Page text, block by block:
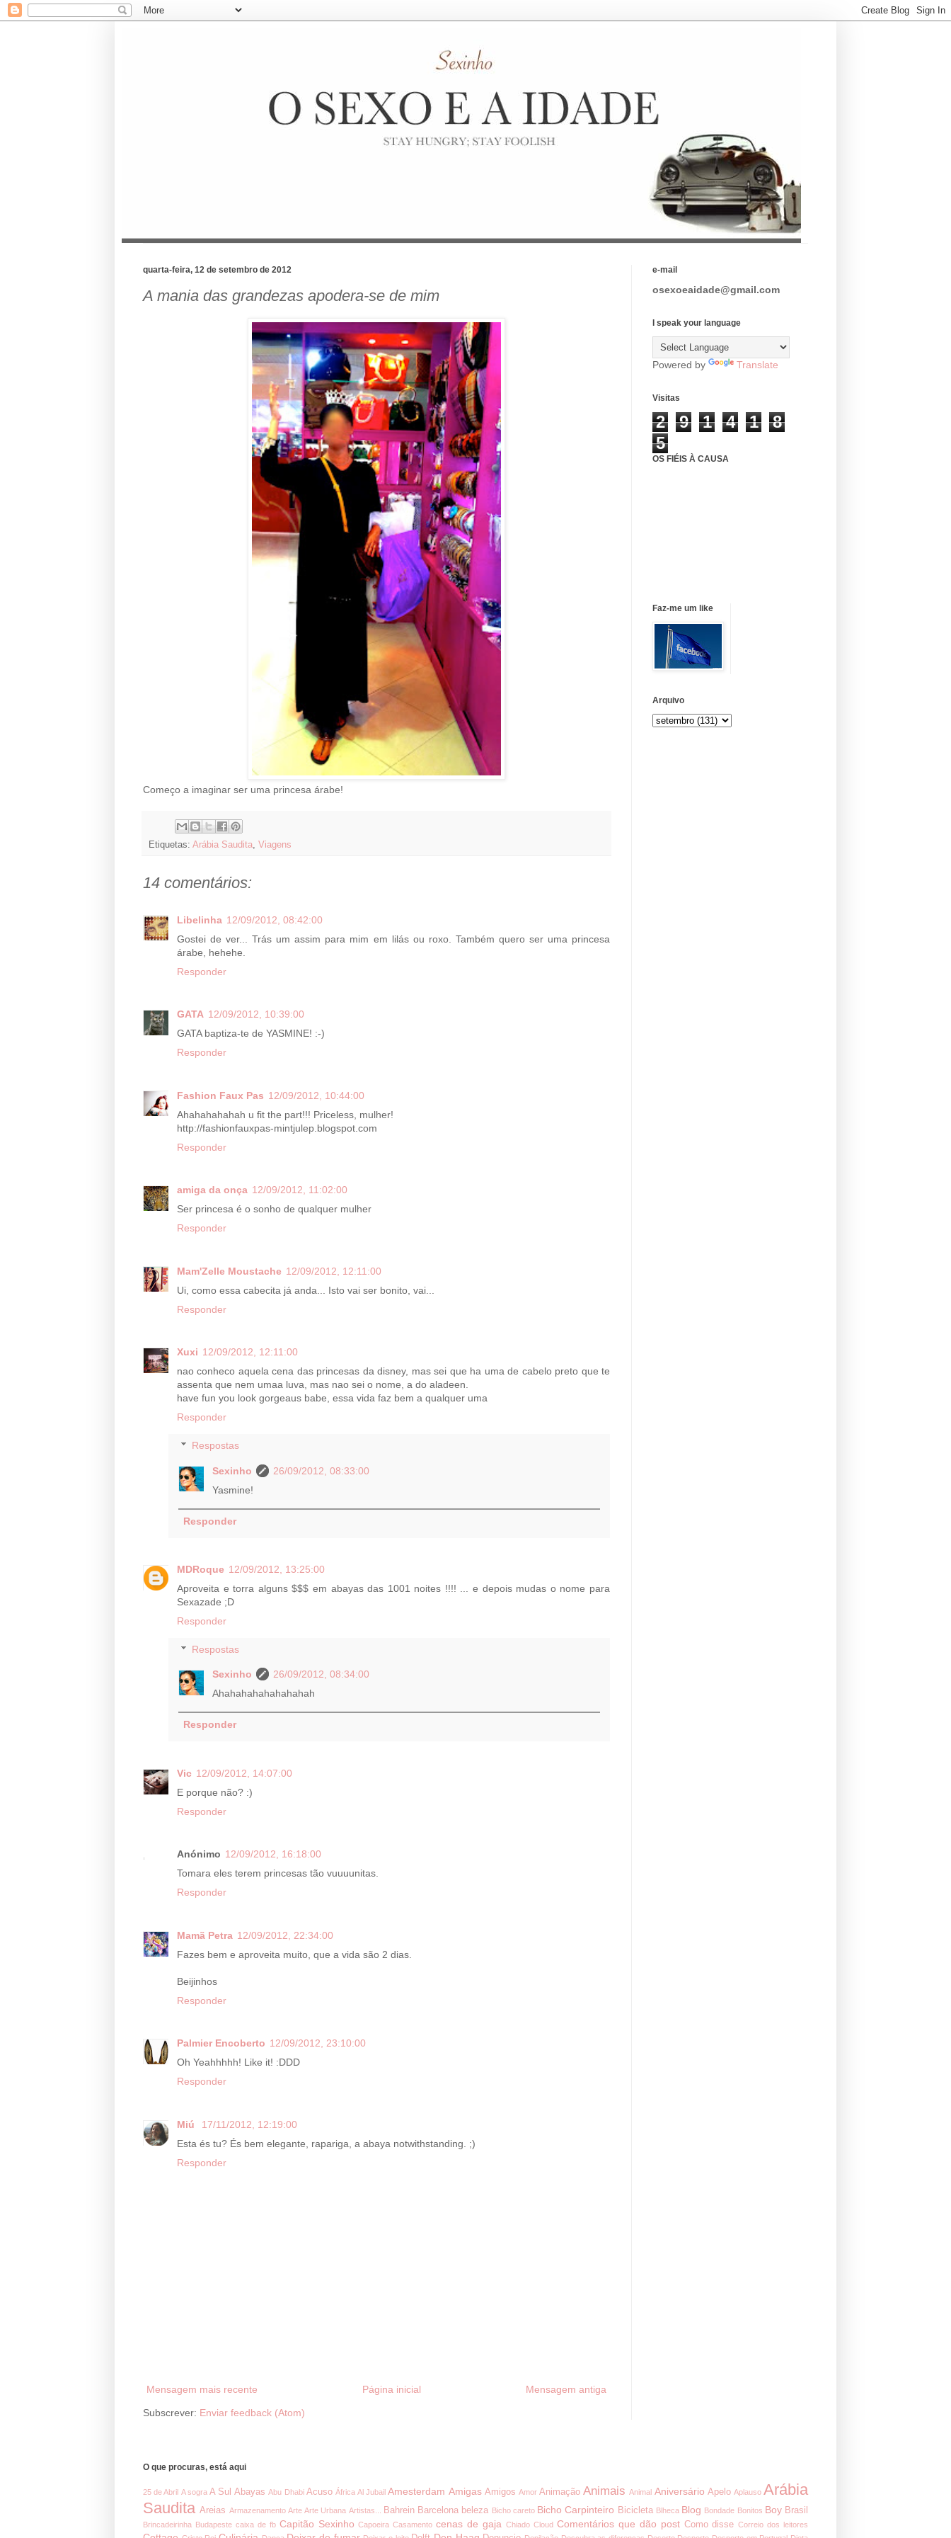
quarta-feira, 12 de setembro de 2012
A mania das grandezas apodera-se de mim
Começo a imaginar ser uma princesa árabe!
Etiquetas: Arábia Saudita Viagens
14 comentários:
Libelinha 12/09/2012, 08:42:00
Gostei de ver... Trás um assim para mim em lilás ou roxo. Também quero ser uma princesa
árabe, hehehe.
Responder
GATA 12/09/2012, 10:39:00
GATA baptiza-te de YASMINE! :-)
Responder
Fashion Faux Pas 12/09/2012, 10:44:00
Ahahahahahah u fit the part!!! Priceless, mulher!
http://fashionfauxpas-mintjulep.blogspot.com
Responder
amiga da onça 12/09/2012, 11:02:00
Ser princesa é o sonho de qualquer mulher
Responder
Mam'Zelle Moustache 12/09/2012, 12:11:00
Ui, como essa cabecita já anda... Isto vai ser bonito, vai...
Responder
Xuxi 12/09/2012, 12:11:00
nao conheco aquela cena das princesas da disney, mas sei que ha uma de cabelo preto que te
assenta que nem umaa luva, mas nao sei o nome, a do aladeen.
have fun you look gorgeaus babe, essa vida faz bem a qualquer uma
Responder
Respostas
Sexinho
26/09/2012, 08:33:00
Yasmine!
Responder
MDRoque 12/09/2012, 13:25:00
Aproveita e torra alguns $$$ em abayas das 1001 noites !!!! ... e depois mudas o nome para
Sexazade ;D
Responder
Respostas
Sexinho
26/09/2012, 08:34:00
Ahahahahahahahahah
Responder
Vic 12/09/2012, 14:07:00
E porque não? :)
Responder
Anónimo 12/09/2012, 16:18:00
Tomara eles terem princesas tão vuuuunitas.
Responder
Mamã Petra 12/09/2012, 22:34:00
Fazes bem e aproveita muito, que a vida são 2 dias.
Beijinhos
Responder
Palmier Encoberto 12/09/2012, 23:10:00
Oh Yeahhhhh! Like it! :DDD
Responder
Miú
17/11/2012, 12:19:00
Esta és tu? És bem elegante, rapariga, a abaya notwithstanding. ;)
Responder
Mensagem mais recente Mensagem antiga
Página inicial
Subscrever: Enviar feedback (Atom)
e-mail
osexoeaidade@gmail.com
I speak your language
Powered by Translate
Visitas
2 9 1 4 1
8
5
OS FIÉIS À CAUSA
Faz-me um like
Arquivo
O que procuras, está aqui
25 de Abril A sogra A Sul Abayas Abu Dhabi Acuso África Al Jubail Amesterdam Amigas Amigos Amor Animação Animais Animal Aniversário Apelo Aplauso Arábia
Saudita Areias Armazenamento Arte Arte Urbana Artistas... Bahrein Barcelona beleza Bicho careto Bicho Carpinteiro Bicicleta Blheca Blog Bondade Bonitos Boy Brasil
Brincadeirinha Budapeste caixa de fb Capitão Sexinho Capoeira Casamento cenas de gaja Chiado Cloud Comentários que dão post Como disse Correio dos leitores